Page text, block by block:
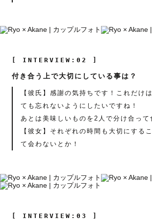
[ INTERVIEW:02 ]
付き合う上で大切にしている事は？
【彼氏】感謝の気持ちです！これだけ
ても忘れないようにしたいですね！
あとは美味しいものを2人で分け合って
【彼女】それぞれの時間も大切にする
て会わないとか！
[ INTERVIEW:03 ]